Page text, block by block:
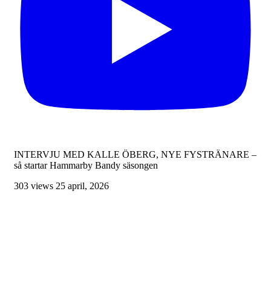
INTERVJU MED KALLE ÖBERG, NYE FYSTRÄNARE –
så startar Hammarby Bandy säsongen
303 views 25 april, 2026